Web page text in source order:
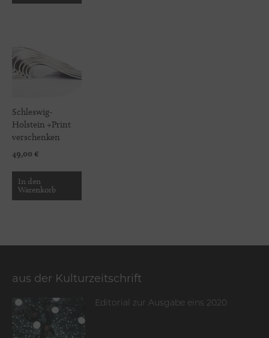
Schleswig-
Holstein +Print
verschenken
49,00 €
In den
Warenkorb
aus der Kulturzeitschrift
Editorial zur Ausgabe eins 2020